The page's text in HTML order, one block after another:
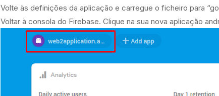
Volte às definições da aplicação e carregue o ficheiro para
Voltar à consola do Firebase. Clique na sua nova aplicação